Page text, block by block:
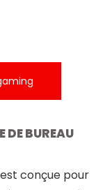
DE BUREAU
est conçue pour